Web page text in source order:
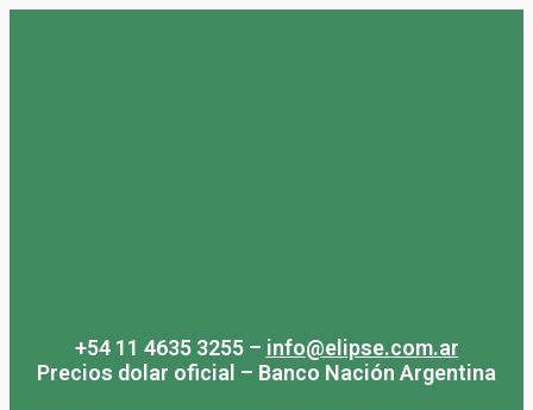
+54 11 4635 3255 – info@elipse.com.ar
Precios dolar oficial – Banco Nación Argentina